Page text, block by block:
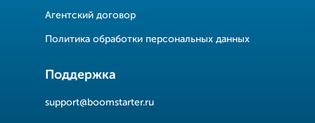
Агентский договор
Политика обработки персональных данных
Поддержка
support@boomstarter.ru